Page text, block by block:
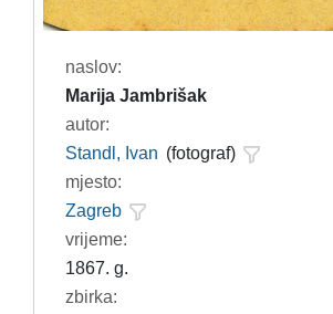
naslov:
Marija Jambrišak
autor:
Standl, Ivan (fotograf)
mjesto:
Zagreb
vrijeme:
1867. g.
zbirka: